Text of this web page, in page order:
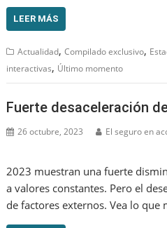
LEER MÁS
Actualidad,Compilado exclusivo,
interactivas, Último momento
Fuerte desaceleración
26 octubre, 2023 El seguro en
2023 muestran una fuerte
a valores constantes. Pero el
de factores externos. Vea lo que